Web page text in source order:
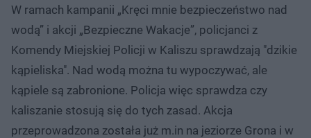
W ramach kampanii „Kręci mnie bezpieczeństwo nad
wodą” i akcji „Bezpieczne Wakacje”, policjanci z
Komendy Miejskiej Policji w Kaliszu sprawdzają "dzikie
kąpieliska". Nad wodą można tu wypoczywać, ale
kąpiele są zabronione. Policja więc sprawdza czy
kaliszanie stosują się do tych zasad. Akcja
przeprowadzona została już m.in na jeziorze Grona i w